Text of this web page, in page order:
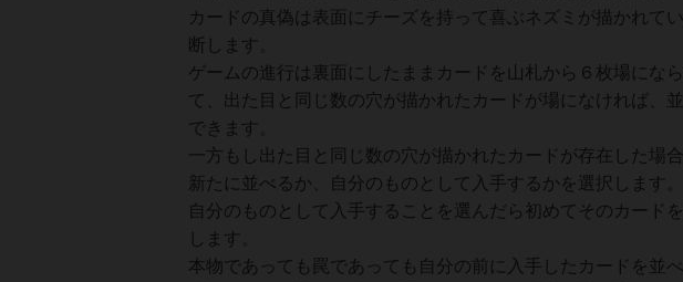
カードの真偽は表面にチーズを持って喜ぶネズミが描かれて
断します。
ゲームの進行は裏面にしたままカードを山札から６枚場にな
て、出た目と同じ数の穴が描かれたカードが場になければ、
できます。
一方もし出た目と同じ数の穴が描かれたカードが存在した場
新たに並べるか、自分のものとして入手するかを選択します。
自分のものとして入手することを選んだら初めてそのカード
します。
本物であっても罠であっても自分の前に入手したカードを並べ